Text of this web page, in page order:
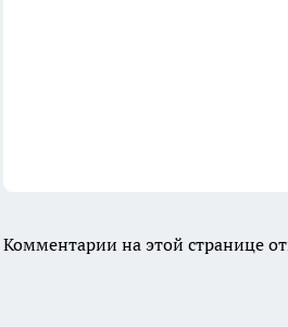
Комментарии на этой странице